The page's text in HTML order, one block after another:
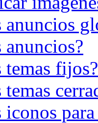
anuncios
anuncios?
temas fijos?
iconos